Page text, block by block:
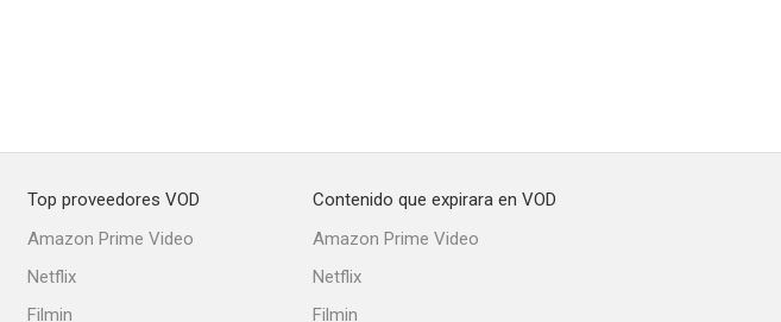
Top proveedores VOD
Amazon Prime Video
Netflix
Filmin
Contenido que expirara en VOD
Amazon Prime Video
Netflix
Filmin